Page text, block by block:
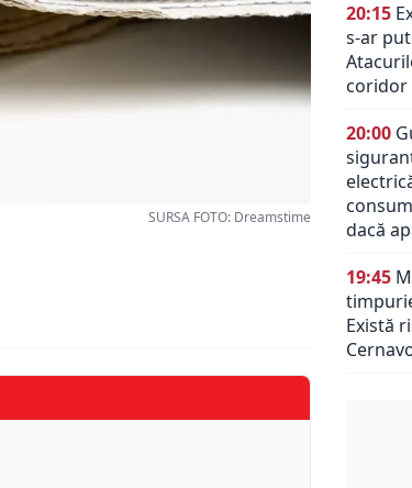
SURSA FOTO: Dreamstime
20:15
s-ar
20:00
dacă
19:45
Există